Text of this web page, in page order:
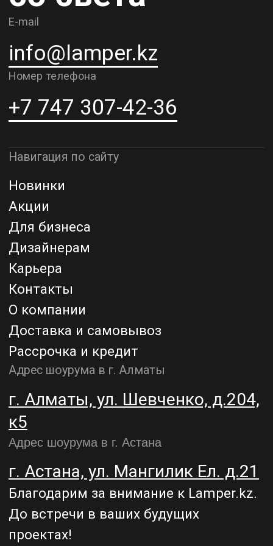
Рассрочка и кредит
г. Алматы, ул. Шевченко, д.204,
к5
Адрес шоурума в г. Астана
г. Астана, ул. Мангилик Ел. д.21
Благодарим за внимание к Lamper.kz.
проектах!
Назад наверх